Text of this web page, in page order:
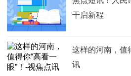
干启新程
这样的河南，值
讯